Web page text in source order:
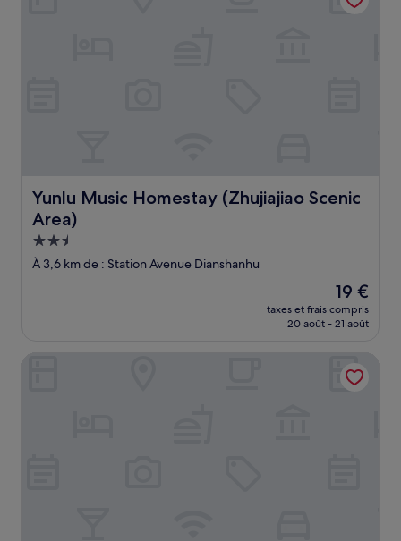
Yunlu Music Homestay (Zhujiajiao Scenic
Area)
Yunlu Music Homestay (Zhujiajiao Scenic Area)
Hébergement
2.5 étoiles
À 3,6 km de : Station Avenue Dianshanhu
Le
nouveau
prix
de
19 €
19 €
taxes et frais compris
20 août - 21 août